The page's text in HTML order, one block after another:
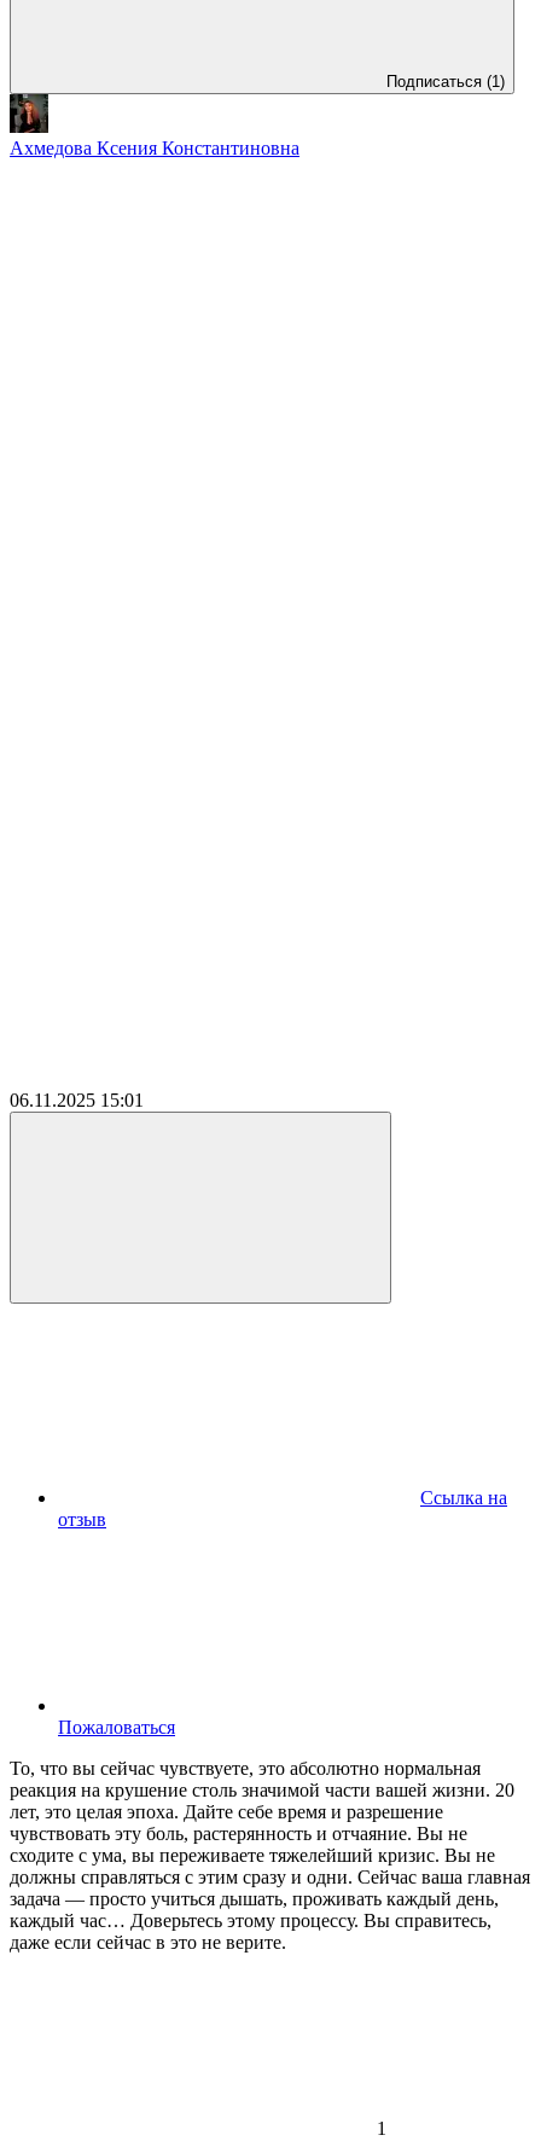
Подписаться (1)
Ахмедова Ксения Константиновна
06.11.2025 15:01
Ссылка на
отзыв
Пожаловаться
То, что вы сейчас чувствуете, это абсолютно нормальная
реакция на крушение столь значимой части вашей жизни. 20
лет, это целая эпоха. Дайте себе время и разрешение
чувствовать эту боль, растерянность и отчаяние. Вы не
сходите с ума, вы переживаете тяжелейший кризис. Вы не
должны справляться с этим сразу и одни. Сейчас ваша главная
задача — просто учиться дышать, проживать каждый день,
каждый час… Доверьтесь этому процессу. Вы справитесь,
даже если сейчас в это не верите.
1